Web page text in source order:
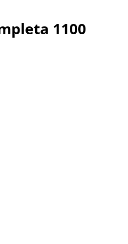
1100